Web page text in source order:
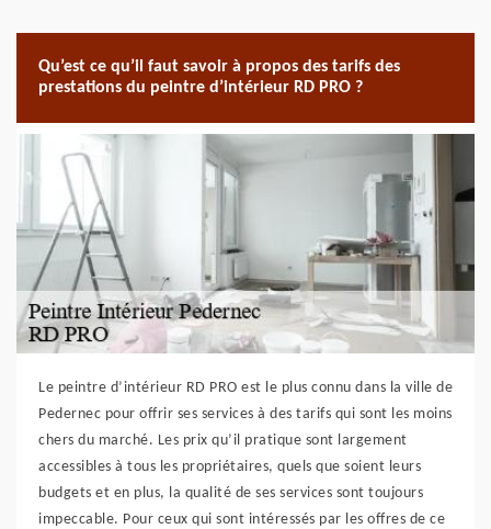
Qu’est ce qu’il faut savoir à propos des tarifs des
prestations du peintre d’intérieur RD PRO ?
Le peintre d’intérieur RD PRO est le plus connu dans la ville de
Pedernec pour offrir ses services à des tarifs qui sont les moins
chers du marché. Les prix qu’il pratique sont largement
accessibles à tous les propriétaires, quels que soient leurs
budgets et en plus, la qualité de ses services sont toujours
impeccable. Pour ceux qui sont intéressés par les offres de ce